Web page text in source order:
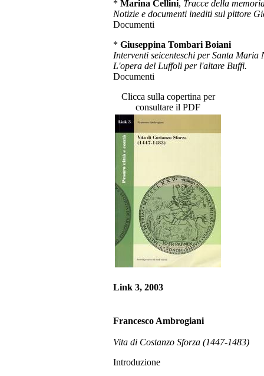
* Marina Cellini, Tracce della
Notizie e documenti inediti sul pittore
Documenti
* Giuseppina Tombari Boiani
Interventi seicenteschi per Santa Maria
L'opera del Luffoli per l'altare Buffi.
Documenti
Clicca sulla copertina per
consultare il PDF
Link 3, 2003
Francesco Ambrogiani
Vita di Costanzo Sforza (1447-1483)
Introduzione